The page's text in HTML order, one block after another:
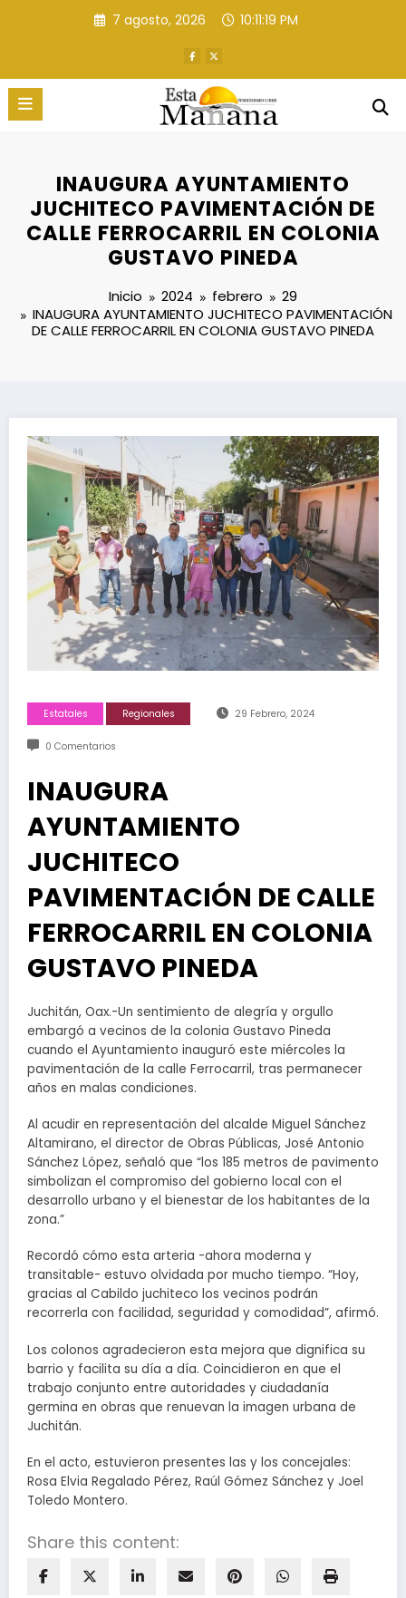
7 agosto, 2026 10:11:19 PM
INAUGURA AYUNTAMIENTO
JUCHITECO PAVIMENTACIÓN DE
CALLE FERROCARRIL EN COLONIA
GUSTAVO PINEDA
Inicio 2024 febrero
29
INAUGURA AYUNTAMIENTO JUCHITECO PAVIMENTACIÓN
DE CALLE FERROCARRIL EN COLONIA GUSTAVO PINEDA
Estatales Regionales 29 Febrero, 2024
0 Comentarios
INAUGURA
AYUNTAMIENTO
JUCHITECO
PAVIMENTACIÓN DE CALLE
FERROCARRIL EN COLONIA
GUSTAVO PINEDA
Juchitán, Oax.-Un sentimiento de alegría y orgullo
embargó a vecinos de la colonia Gustavo Pineda
cuando el Ayuntamiento inauguró este miércoles la
pavimentación de la calle Ferrocarril, tras permanecer
años en malas condiciones.
Al acudir en representación del alcalde Miguel Sánchez
Altamirano, el director de Obras Públicas, José Antonio
Sánchez López, señaló que “los 185 metros de pavimento
simbolizan el compromiso del gobierno local con el
desarrollo urbano y el bienestar de los habitantes de la
zona.”
Recordó cómo esta arteria -ahora moderna y
transitable- estuvo olvidada por mucho tiempo. “Hoy,
gracias al Cabildo juchiteco los vecinos podrán
recorrerla con facilidad, seguridad y comodidad”, afirmó.
Los colonos agradecieron esta mejora que dignifica su
barrio y facilita su día a día. Coincidieron en que el
trabajo conjunto entre autoridades y ciudadanía
germina en obras que renuevan la imagen urbana de
Juchitán.
En el acto, estuvieron presentes las y los concejales:
Rosa Elvia Regalado Pérez, Raúl Gómez Sánchez y Joel
Toledo Montero.
Share this content: